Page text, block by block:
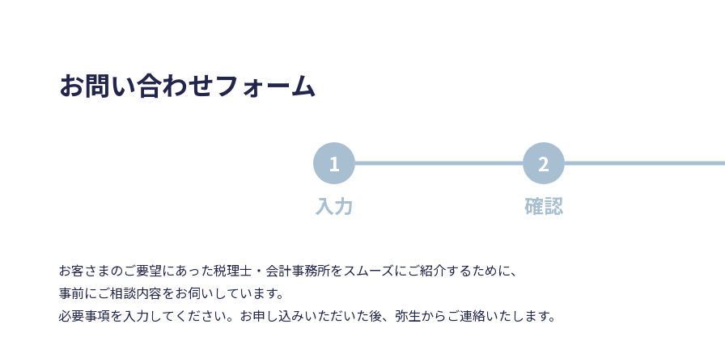
お問い合わせフォーム
1
入力
2
確認
お客さまのご要望にあった税理士・会計事務所をスムーズにご紹介するために、
事前にご相談内容をお伺いしています。
必要事項を入力してください。お申し込みいただいた後、弥生からご連絡いたします。